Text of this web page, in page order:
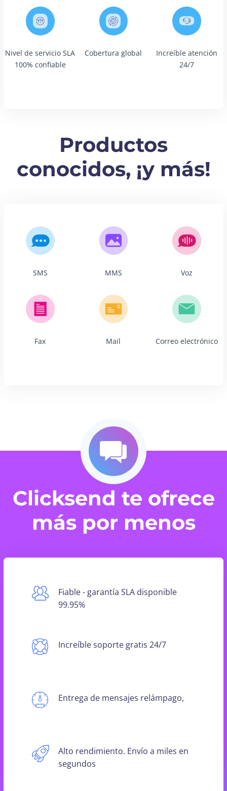
Nivel de servicio SLA
100% confiable
Cobertura global
Increíble atención
24/7
Productos
conocidos, ¡y más!
SMS MMS Voz
Fax Mail Correo electrónico
Clicksend te ofrece
más por menos
Fiable - garantía SLA disponible
99.95%
Increíble soporte gratis 24/7
Entrega de mensajes relámpago,
Alto rendimiento. Envío a miles en
segundos